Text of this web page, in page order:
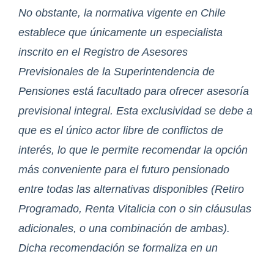
No obstante, la normativa vigente en Chile
establece que únicamente un especialista
inscrito en el Registro de Asesores
Previsionales de la Superintendencia de
Pensiones está facultado para ofrecer asesoría
previsional integral. Esta exclusividad se debe a
que es el único actor libre de conflictos de
interés, lo que le permite recomendar la opción
más conveniente para el futuro pensionado
entre todas las alternativas disponibles (Retiro
Programado, Renta Vitalicia con o sin cláusulas
adicionales, o una combinación de ambas).
Dicha recomendación se formaliza en un